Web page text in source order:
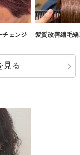
チェンジ 髪質改善縮毛
見る